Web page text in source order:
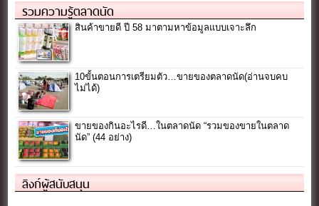
รวมความรู้ตลาดนัด
สินค้าขายดี ปี 58 มาตามหาข้อมูลแบบเจาะลึก
10ขั้นตอนการเตรียมตัว…ขายของตลาดนัด(อ่านจบคบ
ไม่ได้)
ขายของกินอะไรดี…ในตลาดนัด “รวมของขายในตลาด
นัด” (44 อย่าง)
ลิงก์ผู้สนับสนุน